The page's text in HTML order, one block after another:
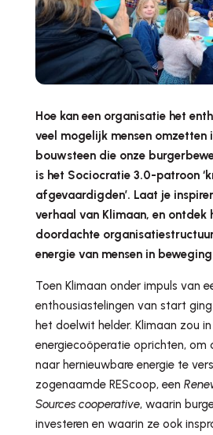
Hoe kan een organisatie het
veel mogelijk mensen omzetten
bouwsteen die onze
is het Sociocratie 3.0-patroon
afgevaardigden’. Laat je
verhaal van Klimaan, en ontdek
doordachte
energie van mensen in
Toen Klimaan onder impuls van
enthousiastelingen van start
het doelwit helder. Klimaan zou
energiecoöperatie oprichten, om
naar hernieuwbare energie te
zogenaamde REScoop, een
Sources cooperative, waarin
investeren en waarin ze ook